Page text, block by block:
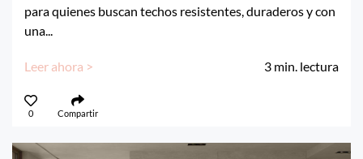
para quienes buscan techos resistentes, duraderos y con
una...
Leer ahora > 3 min. lectura
0 Compartir